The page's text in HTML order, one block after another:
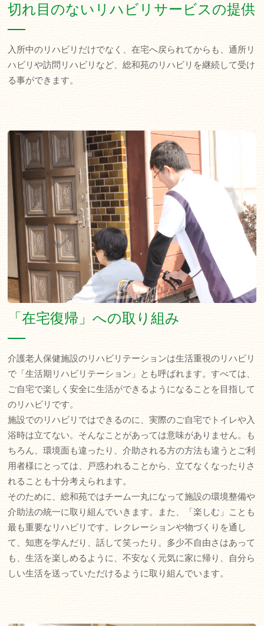
切れ目のないリハビリサービスの提供
入所中のリハビリだけでなく、在宅へ戻られてからも、通所リ
ハビリや訪問リハビリなど、総和苑のリハビリを継続して受け
る事ができます。
「在宅復帰」への取り組み
介護老人保健施設のリハビリテーションは生活重視のリハビリ
で「生活期リハビリテーション」とも呼ばれます。すべては、
ご自宅で楽しく安全に生活ができるようになることを目指して
のリハビリです。
施設でのリハビリではできるのに、実際のご自宅でトイレや入
浴時は立てない。そんなことがあっては意味がありません。も
ちろん、環境面も違ったり、介助される方の方法も違うとご利
用者様にとっては、戸惑われることから、立てなくなったりさ
れることも十分考えられます。
そのために、総和苑ではチーム一丸になって施設の環境整備や
介助法の統一に取り組んでいきます。また、「楽しむ」ことも
最も重要なリハビリです。レクレーションや物づくりを通し
て、知恵を学んだり、話して笑ったり。多少不自由さはあって
も、生活を楽しめるように、不安なく元気に家に帰り、自分ら
しい生活を送っていただけるように取り組んでいます。